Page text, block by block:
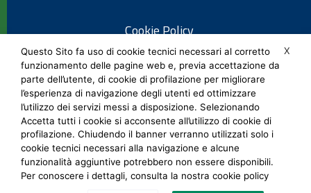
Cookie Policy
Informativa privacy
Note legali
Social Media Policy
X
Questo Sito fa uso di cookie tecnici necessari al corretto
funzionamento delle pagine web e, previa accettazione da
parte dell’utente, di cookie di profilazione per migliorare
l’esperienza di navigazione degli utenti ed ottimizzare
l’utilizzo dei servizi messi a disposizione. Selezionando
Accetta tutti i cookie si acconsente all’utilizzo di cookie di
profilazione. Chiudendo il banner verranno utilizzati solo i
cookie tecnici necessari alla navigazione e alcune
funzionalità aggiuntive potrebbero non essere disponibili.
Per conoscere i dettagli, consulta la nostra cookie policy